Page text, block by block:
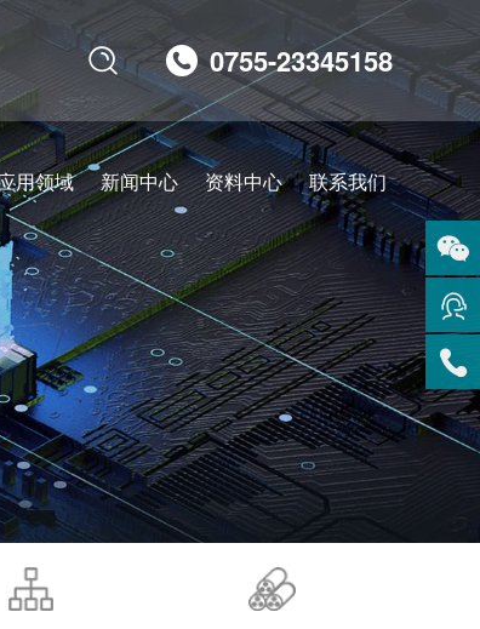
0755-23345158

用领域 新闻中心 资料中心 联系我们
扫码
咨询
在线
客服
服务
热线